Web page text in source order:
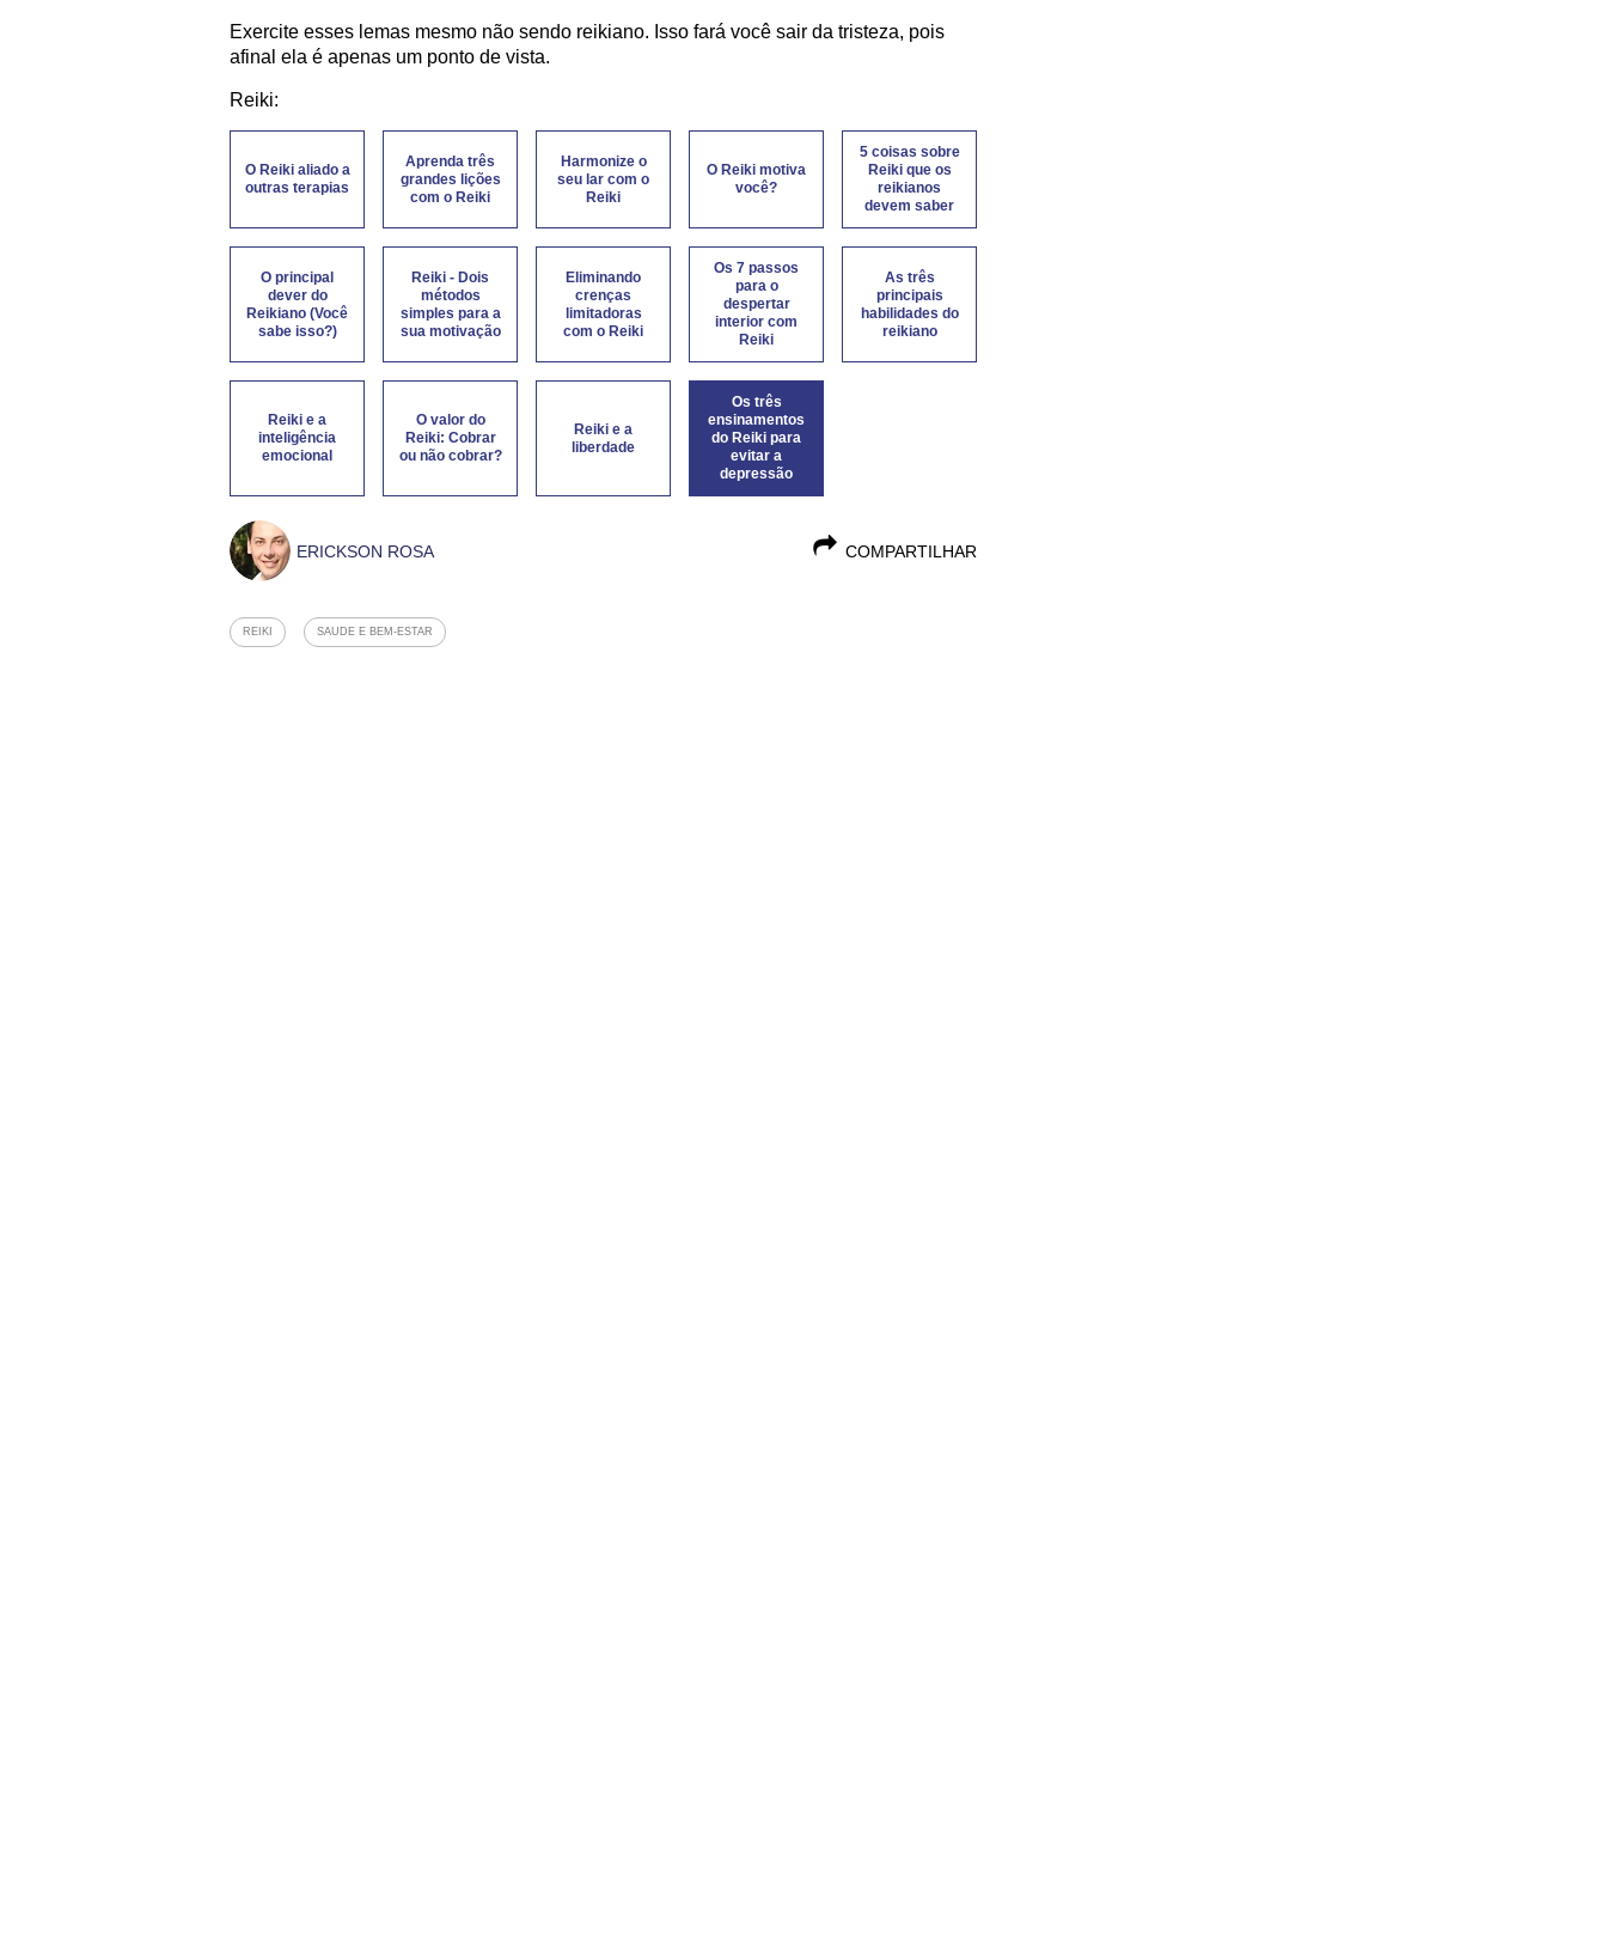
Exercite esses lemas mesmo não sendo reikiano. Isso fará você sair da tristeza, pois
afinal ela é apenas um ponto de vista.
Reiki:
O Reiki aliado a
outras terapias
Aprenda três
grandes lições
com o Reiki
Harmonize o
seu lar com o
Reiki
O Reiki motiva
você?
5 coisas sobre
Reiki que os
reikianos
devem saber
O principal
dever do
Reikiano (Você
sabe isso?)
Reiki - Dois
métodos
simples para a
sua motivação
Eliminando
crenças
limitadoras
com o Reiki
Os 7 passos
para o
despertar
interior com
Reiki
As três
principais
habilidades do
reikiano
Reiki e a
inteligência
emocional
O valor do
Reiki: Cobrar
ou não cobrar?
Reiki e a
liberdade
Os três
ensinamentos
do Reiki para
evitar a
depressão
COMPARTILHAR
ERICKSON ROSA
REIKI SAUDE E BEM-ESTAR